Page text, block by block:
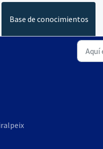
Base de conocimientos